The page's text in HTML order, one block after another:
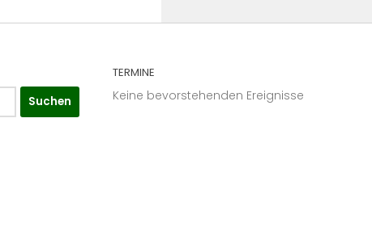
TERMINE
Keine bevorstehenden Ereignisse